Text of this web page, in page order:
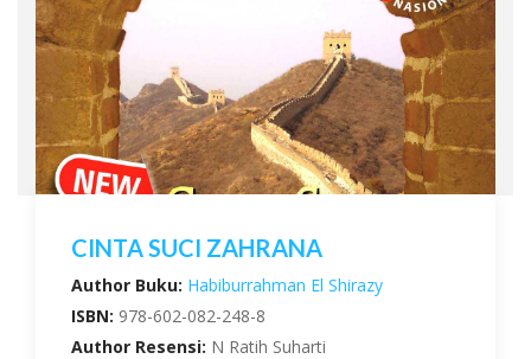
CINTA SUCI ZAHRANA
Author Buku: Habiburrahman El Shirazy
ISBN: 978-602-082-248-8
Author Resensi: N Ratih Suharti